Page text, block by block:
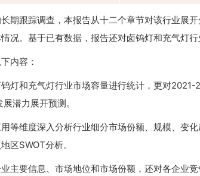
期跟踪调查，本报告从十二个章节对该行业展
况。基于已有数据，报告还对卤钨灯和充气灯行
内容：
灯和充气灯行业市场容量进行统计，更对
潜力展开预测。
等维度深入分析行业细分市场份额、规模、变
区SWOT分析。
主要信息、市场地位和市场份额，还对各企业